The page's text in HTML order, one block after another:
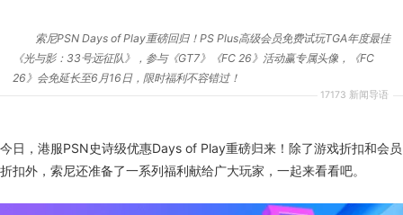
17173 新闻导语
索尼PSN Days of Play重磅回归！PS Plus高级会员免费试玩TGA年度最佳
《光与影：33号远征队》，参与《GT7》《FC 26》活动赢专属头像，《FC
26》会免延长至6月16日，限时福利不容错过！
今日，港服PSN史诗级优惠Days of Play重磅归来！除了游戏折扣和会员
折扣外，索尼还准备了一系列福利献给广大玩家，一起来看看吧。